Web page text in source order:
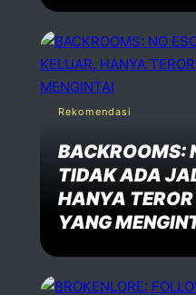
Rekomendasi
BACKROOMS:
TIDAK ADA
HANYA
YANG